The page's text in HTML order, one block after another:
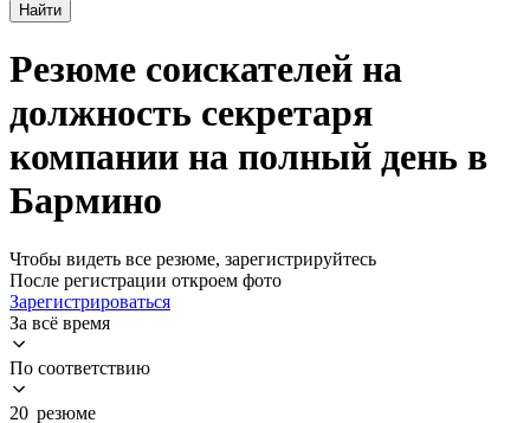
Найти
Резюме соискателей на
должность секретаря
компании на полный день в
Бармино
Чтобы видеть все резюме, зарегистрируйтесь
После регистрации откроем фото
Зарегистрироваться
За всё время
По соответствию
20 резюме